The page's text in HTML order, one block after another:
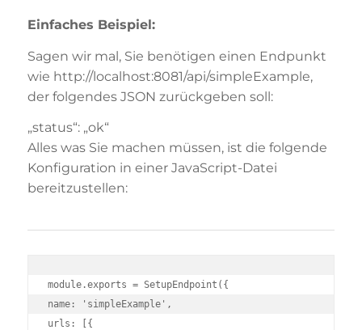
Einfaches Beispiel:
Sagen wir mal, Sie benötigen einen Endpunkt
wie http://localhost:8081/api/simpleExample,
der folgendes JSON zurückgeben soll:
„status“: „ok“
Alles was Sie machen müssen, ist die folgende
Konfiguration in einer JavaScript-Datei
bereitzustellen:
module.exports = SetupEndpoint({
name: 'simpleExample',
urls: [{